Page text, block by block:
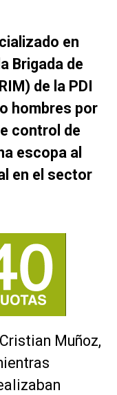
en
Brigada de
de la PDI
hombres por
control de
escopa al
en el sector
Muñoz,